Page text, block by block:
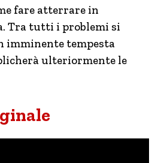
fare atterrare in
Tra tutti i problemi si
imminente tempesta
ulteriormente le